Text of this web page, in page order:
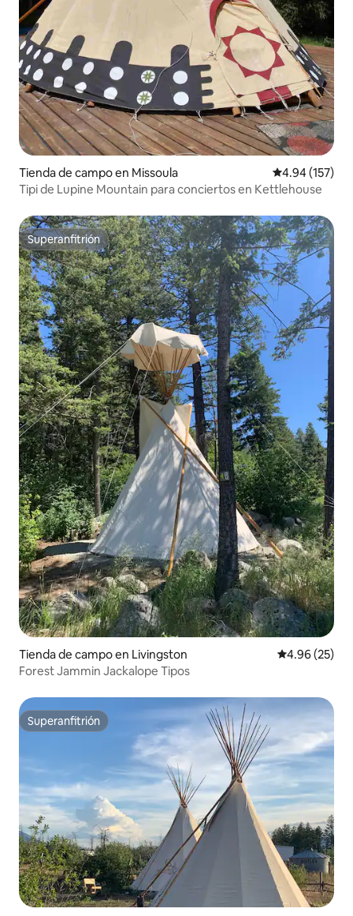
Tienda de campo en Missoula Calificación
4.94 (157)
Tipi de Lupine Mountain para conciertos en Kettlehouse
Superanfitrión
Superanfitrión
Tienda de campo en Livingston Calificación
4.96 (25)
Forest Jammin Jackalope Tipos
Superanfitrión
Superanfitrión